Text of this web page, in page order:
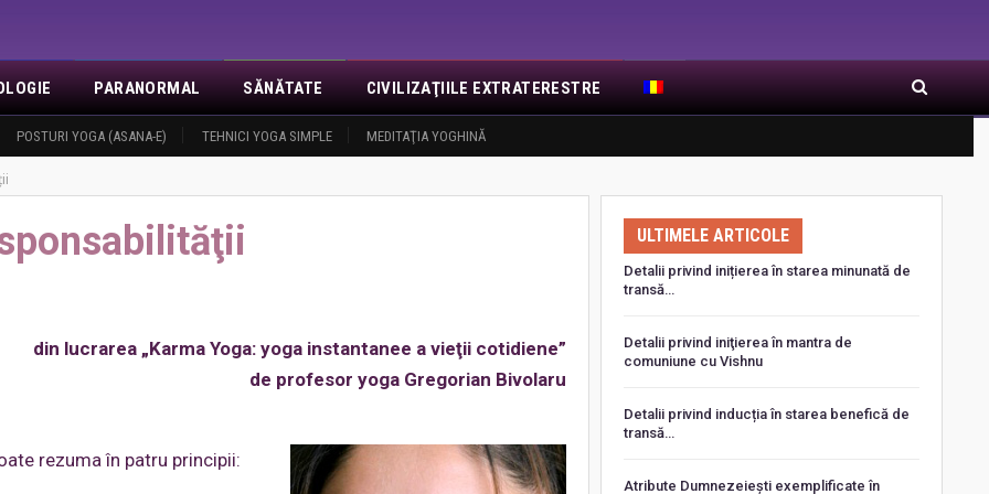
EVENIMENTE REVELAŢII MISA CONTACT LOGIN ORA DE RĂSĂRIT
POSTURI YOGA (ASANA-E) TEHNICI YOGA SIMPLE MEDITAŢIA YOGHINĂ
PARANORMAL SĂNĂTATE CIVILIZAŢIILE EXTRATERESTRE
din lucrarea „Karma Yoga: yoga instantanee a vieţii cotidiene”
de profesor yoga Gregorian Bivolaru
rezuma în patru principii:
ULTIMELE ARTICOLE
Detalii privind inițierea în starea minunată de
transă…
Detalii privind iniţierea în mantra de
comuniune cu Vishnu
Detalii privind inducția în starea benefică de
transă…
Atribute Dumnezeiești exemplificate în